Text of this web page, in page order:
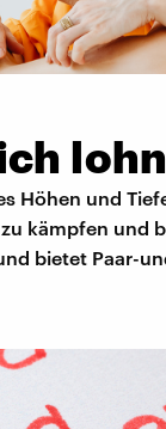
Höhen und
kämpfen und
bietet Paar-